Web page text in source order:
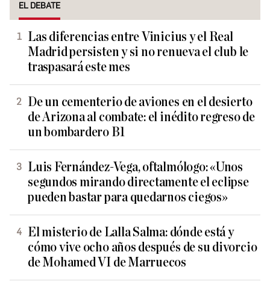
EL DEBATE
Las diferencias entre Vinicius y el Real
Madrid persisten y si no renueva el club le
traspasará este mes
De un cementerio de aviones en el desierto
de Arizona al combate: el inédito regreso de
un bombardero B1
Luis Fernández-Vega, oftalmólogo: «Unos
segundos mirando directamente el eclipse
pueden bastar para quedarnos ciegos»
El misterio de Lalla Salma: dónde está y
cómo vive ocho años después de su divorcio
de Mohamed VI de Marruecos